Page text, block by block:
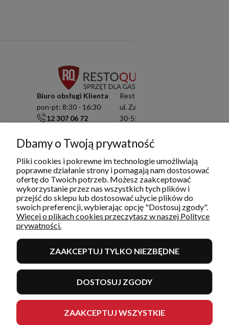
Biuro obsługi Klienta
pon-pt: 8:30 - 16:30
12 307 06 72
info@restoquality.pl
Serwis
pon-pt: 8:30 - 16:30
577 609 633
serwis@restoquality.pl
Resto Quality Sp. z o.o.
ul. Zamknięta 10/1.5
30-554 Kraków
KRS: 0000511822
INFORMACJE
MOJE KONTO I ZAMÓWIENIA
Dbamy o Twoją prywatność
Pliki cookies i pokrewne im technologie umożliwiają
poprawne działanie strony i pomagają nam dostosować
ofertę do Twoich potrzeb. Możesz zaakceptować
wykorzystanie przez nas wszystkich tych plików i
przejść do sklepu lub dostosować użycie plików do
swoich preferencji, wybierając opcję "Dostosuj zgody".
Więcej o plikach cookies przeczytasz w naszej Polityce
prywatności.
ZAAKCEPTUJ TYLKO NIEZBĘDNE
DOSTOSUJ ZGODY
ZAAKCEPTUJ WSZYSTKIE